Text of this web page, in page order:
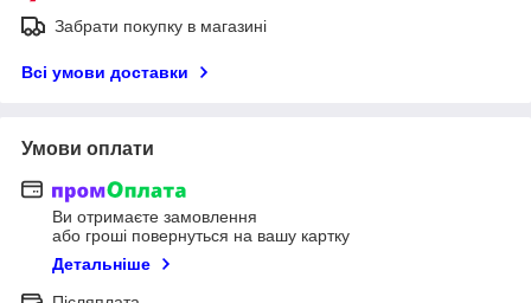
Забрати покупку в магазині
Всі умови доставки
Умови оплати
Ви отримаєте замовлення
або гроші повернуться на вашу картку
Детальніше